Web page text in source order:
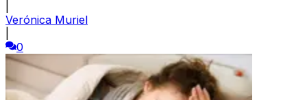
Verónica Muriel
0